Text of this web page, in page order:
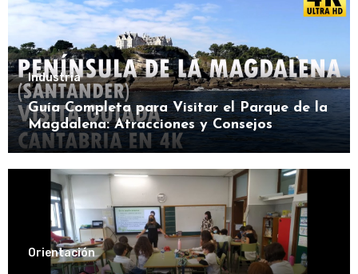
Industria
Guía Completa para Visitar el Parque de la
Magdalena: Atracciones y Consejos
Orientación